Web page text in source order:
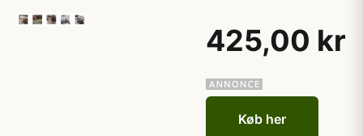
425,00 kr
Køb her